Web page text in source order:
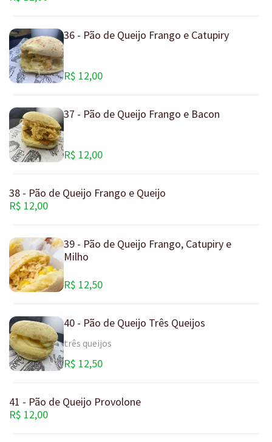
36 - Pão de Queijo Frango e Catupiry
R$ 12,00
37 - Pão de Queijo Frango e Bacon
R$ 12,00
38 - Pão de Queijo Frango e Queijo
R$ 12,00
39 - Pão de Queijo Frango, Catupiry e
Milho
R$ 12,50
40 - Pão de Queijo Três Queijos
três queijos
R$ 12,50
41 - Pão de Queijo Provolone
R$ 12,00